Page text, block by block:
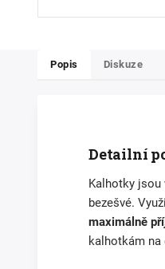
Popis Diskuze
Detailní
Kalhotky
bezešvé.
maximálně
kalhotkám na